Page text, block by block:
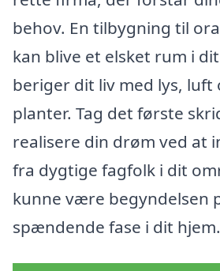
behov. En tilbygning til
kan blive et elsket rum i
beriger dit liv med lys, luft
planter. Tag det første
realisere din drøm ved at
fra dygtige fagfolk i dit
kunne være begyndelsen
spændende fase i dit hjem.